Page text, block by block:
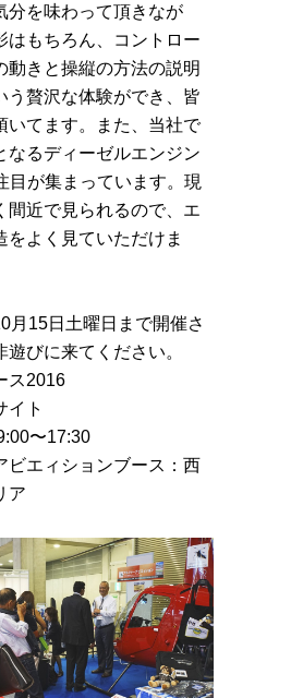
分を味わって頂きなが
はもちろん、コントロー
動きと操縦の方法の説明
う贅沢な体験ができ、皆
いてます。また、当社で
なるディーゼルエンジン
目が集まっています。現
間近で見られるので、エ
をよく見ていただけま
月15日土曜日まで開催さ
遊びに来てください。
ス2016
イト
〜17:30
ビエィションブース：西
ア